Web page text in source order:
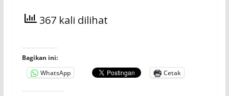
367 kali dilihat
Bagikan ini:
WhatsApp
Cetak